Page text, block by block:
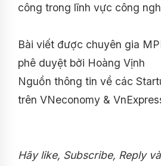
công trong lĩnh vực công
Bài viết được chuyên gia
phê duyệt bởi Hoàng Vịnh
Nguồn thông tin về các
trên VNeconomy &
Hãy like, Subscribe, Reply